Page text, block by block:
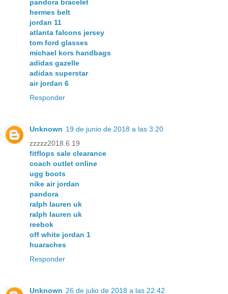
pandora bracelet
hermes belt
jordan 11
atlanta falcons jersey
tom ford glasses
michael kors handbags
adidas gazelle
adidas superstar
air jordan 6
Responder
Unknown 19 de junio de 2018 a las 3:20
zzzzz2018.6.19
fitflops sale clearance
coach outlet online
ugg boots
nike air jordan
pandora
ralph lauren uk
ralph lauren uk
reebok
off white jordan 1
huaraches
Responder
Unknown 26 de julio de 2018 a las 22:42